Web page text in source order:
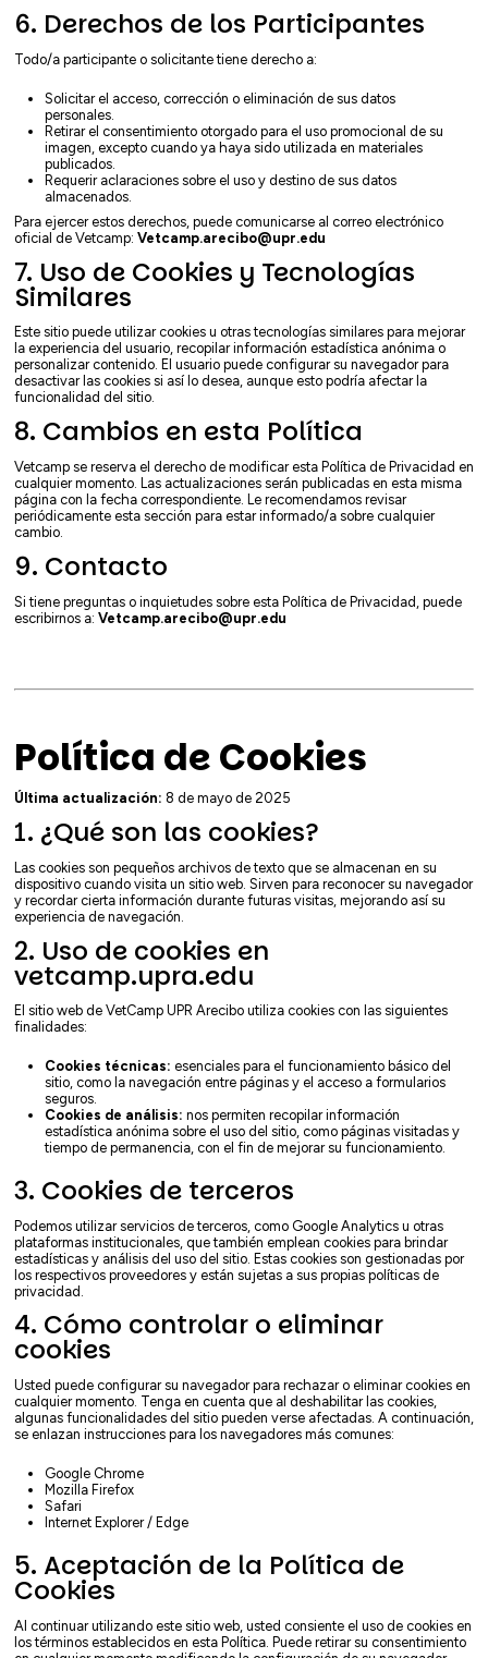
6. Derechos de los Participantes
Todo/a participante o solicitante tiene derecho a:
Solicitar el acceso, corrección o eliminación de sus datos
personales.
Retirar el consentimiento otorgado para el uso promocional de su
imagen, excepto cuando ya haya sido utilizada en materiales
publicados.
Requerir aclaraciones sobre el uso y destino de sus datos
almacenados.
Para ejercer estos derechos, puede comunicarse al correo electrónico
oficial de Vetcamp: Vetcamp.arecibo@upr.edu
7. Uso de Cookies y Tecnologías
Similares
Este sitio puede utilizar cookies u otras tecnologías similares para mejorar
la experiencia del usuario, recopilar información estadística anónima o
personalizar contenido. El usuario puede configurar su navegador para
desactivar las cookies si así lo desea, aunque esto podría afectar la
funcionalidad del sitio.
8. Cambios en esta Política
Vetcamp se reserva el derecho de modificar esta Política de Privacidad en
cualquier momento. Las actualizaciones serán publicadas en esta misma
página con la fecha correspondiente. Le recomendamos revisar
periódicamente esta sección para estar informado/a sobre cualquier
cambio.
9. Contacto
Si tiene preguntas o inquietudes sobre esta Política de Privacidad, puede
escribirnos a: Vetcamp.arecibo@upr.edu
Política de Cookies
Última actualización: 8 de mayo de 2025
1. ¿Qué son las cookies?
Las cookies son pequeños archivos de texto que se almacenan en su
dispositivo cuando visita un sitio web. Sirven para reconocer su navegador
y recordar cierta información durante futuras visitas, mejorando así su
experiencia de navegación.
2. Uso de cookies en
vetcamp.upra.edu
El sitio web de VetCamp UPR Arecibo utiliza cookies con las siguientes
finalidades:
Cookies técnicas: esenciales para el funcionamiento básico del
sitio, como la navegación entre páginas y el acceso a formularios
seguros.
Cookies de análisis: nos permiten recopilar información
estadística anónima sobre el uso del sitio, como páginas visitadas y
tiempo de permanencia, con el fin de mejorar su funcionamiento.
3. Cookies de terceros
Podemos utilizar servicios de terceros, como Google Analytics u otras
plataformas institucionales, que también emplean cookies para brindar
estadísticas y análisis del uso del sitio. Estas cookies son gestionadas por
los respectivos proveedores y están sujetas a sus propias políticas de
privacidad.
4. Cómo controlar o eliminar
cookies
Usted puede configurar su navegador para rechazar o eliminar cookies en
cualquier momento. Tenga en cuenta que al deshabilitar las cookies,
algunas funcionalidades del sitio pueden verse afectadas. A continuación,
se enlazan instrucciones para los navegadores más comunes:
Google Chrome
Mozilla Firefox
Safari
Internet Explorer / Edge
5. Aceptación de la Política de
Cookies
Al continuar utilizando este sitio web, usted consiente el uso de cookies en
los términos establecidos en esta Política. Puede retirar su consentimiento